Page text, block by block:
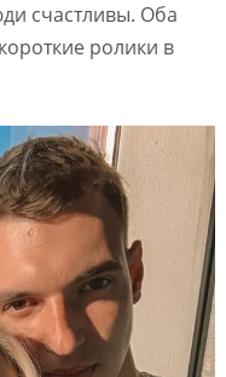
счастливы. Оба
ролики в